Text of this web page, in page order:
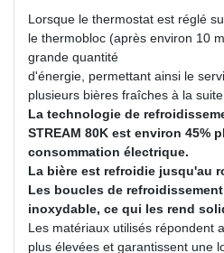
Lorsque le thermostat est réglé
le thermobloc (après environ 10
grande quantité
d'énergie, permettant ainsi le
plusieurs bières fraîches à la suite.
La technologie de
STREAM 80K est environ 45%
consommation électrique.
La bière est refroidie jusqu'au
Les boucles de
inoxydable, ce qui les rend
Les matériaux utilisés répondent
plus élevées et garantissent une